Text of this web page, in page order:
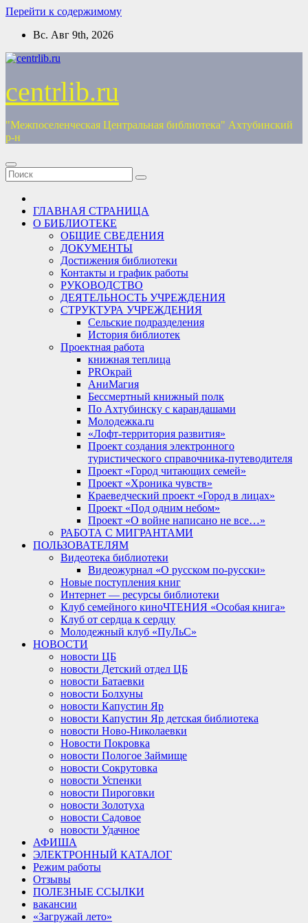
Перейти к содержимому
Вс. Авг 9th, 2026
centrlib.ru
"Межпоселенческая Центральная библиотека" Ахтубинский
р-н
ГЛАВНАЯ СТРАНИЦА
О БИБЛИОТЕКЕ
ОБЩИЕ СВЕДЕНИЯ
ДОКУМЕНТЫ
Достижения библиотеки
Контакты и график работы
РУКОВОДСТВО
ДЕЯТЕЛЬНОСТЬ УЧРЕЖДЕНИЯ
СТРУКТУРА УЧРЕЖДЕНИЯ
Сельские подразделения
История библиотек
Проектная работа
книжная теплица
PROкрай
АниМагия
Бессмертный книжный полк
По Ахтубинску с карандашами
Молодежка.ru
«Лофт-территория развития»
Проект создания электронного
туристического справочника-путеводителя
Проект «Город читающих семей»
Проект «Хроника чувств»
Краеведческий проект «Город в лицах»
Проект «Под одним небом»
Проект «О войне написано не все…»
РАБОТА С МИГРАНТАМИ
ПОЛЬЗОВАТЕЛЯМ
Видеотека библиотеки
Видеожурнал «О русском по-русски»
Новые поступления книг
Интернет — ресурсы библиотеки
Клуб семейного киноЧТЕНИЯ «Особая книга»
Клуб от сердца к сердцу
Молодежный клуб «ПуЛьС»
НОВОСТИ
новости ЦБ
новости Детский отдел ЦБ
новости Батаевки
новости Болхуны
новости Капустин Яр
новости Капустин Яр детская библиотека
новости Ново-Николаевки
Новости Покровка
новости Пологое Займище
новости Сокрутовка
новости Успенки
новости Пироговки
новости Золотуха
новости Садовое
новости Удачное
АФИША
ЭЛЕКТРОННЫЙ КАТАЛОГ
Режим работы
Отзывы
ПОЛЕЗНЫЕ ССЫЛКИ
вакансии
«Загружай лето»